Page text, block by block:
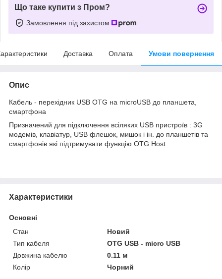
Що таке купити з Пром?
Замовлення під захистом
Доставка Оплата Умови повернення
Опис
Кабель - перехідник USB OTG на microUSB до планшета,
смартфона
Призначений для підключення всіляких USB пристроїв : 3G
модемів, клавіатур, USB флешок, мишок і ін. до планшетів та
смартфонів які підтримувати функцію OTG Host
Характеристики
Основні
Стан
Новий
Тип кабеля
OTG USB - micro USB
Довжина кабелю
0.11 м
Колір
Чорний